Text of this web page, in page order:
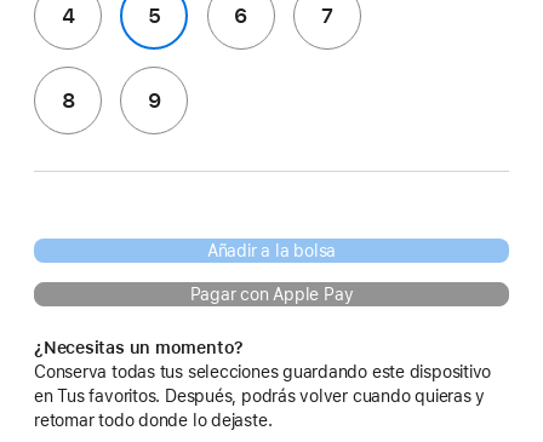
4 5 6 7
8 9
Añadir a la bolsa
Pagar con Apple Pay
¿Necesitas un momento?
Conserva todas tus selecciones guardando este dispositivo
en Tus favoritos. Después, podrás volver cuando quieras y
retomar todo donde lo dejaste.